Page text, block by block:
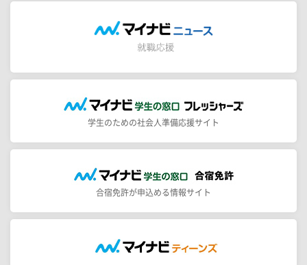
学生のための社会人準備応援サイト
合宿免許が申込める情報サイト